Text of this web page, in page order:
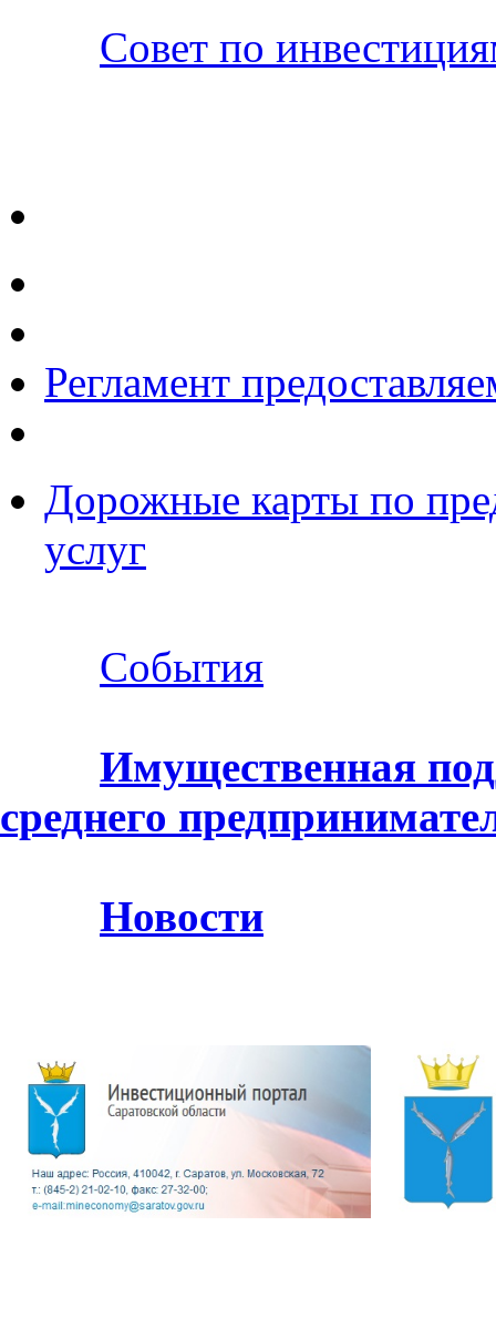
Совет по
Регламент
Дорожные карты по
услуг
События
Имущественная
среднего
Новости